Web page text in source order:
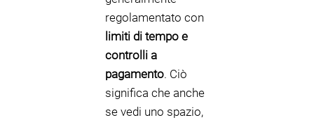
regolamentato con
limiti di tempo e
controlli a
pagamento. Ciò
significa che anche
se vedi uno spazio,